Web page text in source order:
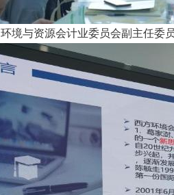
环境与资源会计业委员会副主任委